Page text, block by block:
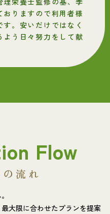
りますので利用者様
。安いだけではなく
う日々努力をして献
Flow
流れ
大限に合わせたプランを提案